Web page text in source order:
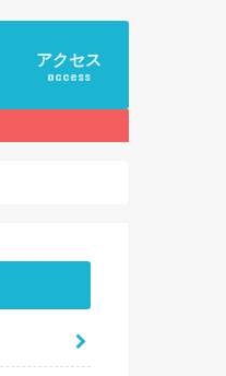
アクセス
access